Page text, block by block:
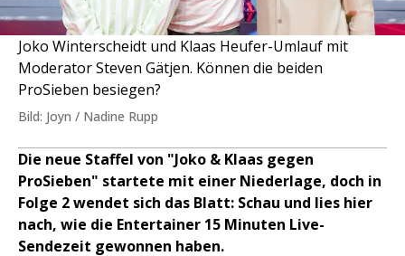
Joko Winterscheidt und Klaas Heufer-Umlauf mit
Moderator Steven Gätjen. Können die beiden
ProSieben besiegen?
Bild: Joyn / Nadine Rupp
Die neue Staffel von "Joko & Klaas gegen
ProSieben" startete mit einer Niederlage, doch in
Folge 2 wendet sich das Blatt: Schau und lies hier
nach, wie die Entertainer 15 Minuten Live-
Sendezeit gewonnen haben.